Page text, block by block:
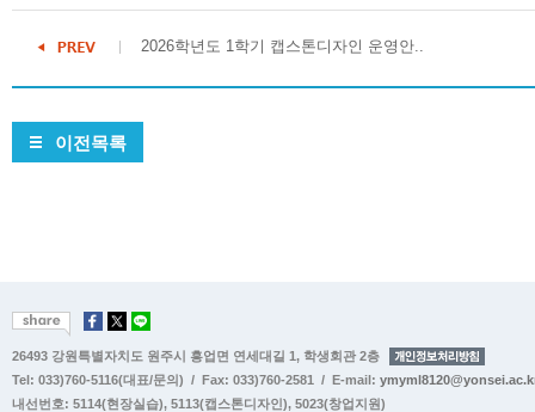
2026학년도 1학기 캡스톤디자인 운영안..
이전목록
26493 강원특별자치도 원주시 흥업면 연세대길 1, 학생회관 2층
Tel: 033)760-5116(대표/문의) / Fax: 033)760-2581 / E-mail:
내선번호: 5114(현장실습), 5113(캡스톤디자인), 5023(창업지원)